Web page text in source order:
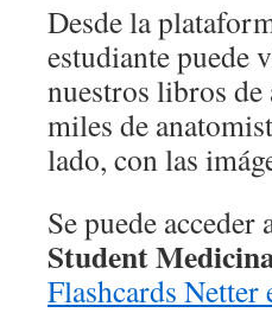
Desde la
estudiante puede
nuestros libros
miles de
lado, con las
Se puede
Student
Flashcards